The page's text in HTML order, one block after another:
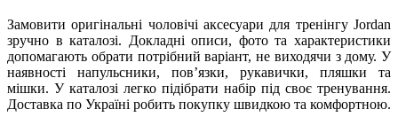
Замовити оригінальні чоловічі аксесуари для тренінгу Jordan
зручно в каталозі. Докладні описи, фото та характеристики
допомагають обрати потрібний варіант, не виходячи з дому. У
наявності напульсники, повʼязки, рукавички, пляшки та
мішки. У каталозі легко підібрати набір під своє тренування.
Доставка по Україні робить покупку швидкою та комфортною.